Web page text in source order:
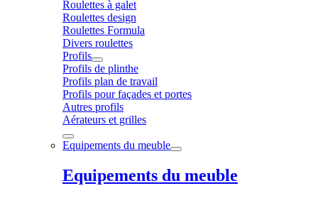
Roulettes à galet
Roulettes design
Roulettes Formula
Divers roulettes
Profils
Profils de plinthe
Profils plan de travail
Profils pour façades et portes
Autres profils
Aérateurs et grilles
Equipements du meuble
Equipements du meuble